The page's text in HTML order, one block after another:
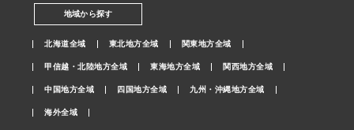
地域から探す
北海道全域 東北地方全域 関東地方全域
甲信越・北陸地方全域 東海地方全域 関西地方全域
中国地方全域 四国地方全域 九州・沖縄地方全域
海外全域